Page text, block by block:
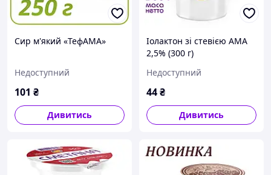
Сир м'який «ТефАМА»
Недоступний
101 ₴
Дивитись
Іолактон зі стевією АМА
2,5% (300 г)
Недоступний
44₴
Дивитись